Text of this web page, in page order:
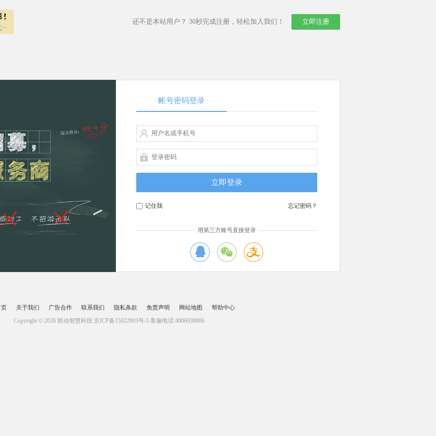
立即注册
还不是本站用户？ 30秒完成注册，轻松加入我们！
帐号密码登录
记住我 忘记密码？
用第三方账号直接登录
关于我们 广告合作 联系我们 隐私条款 免责声明 网站地图
帮助中心
Copyright © 2026 联动智慧科技 京ICP备15022893号-5 客服电话:4006030086